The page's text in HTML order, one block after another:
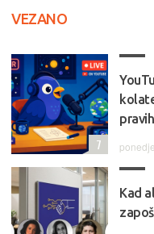
VEZANO
7
Kad